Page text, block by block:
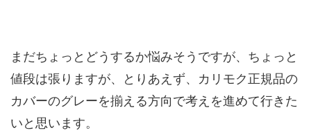
まだちょっとどうするか悩みそうですが、ちょっと
値段は張りますが、とりあえず、カリモク正規品の
カバーのグレーを揃える方向で考えを進めて行きた
いと思います。